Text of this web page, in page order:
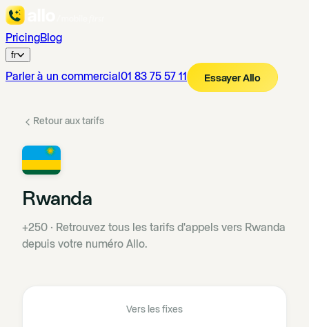
PricingBlog
fr
Parler à un commercial 01 83 75 57 11 Essayer Allo
Retour aux tarifs
Rwanda
+250 · Retrouvez tous les tarifs d'appels vers Rwanda
depuis votre numéro Allo.
Vers les fixes